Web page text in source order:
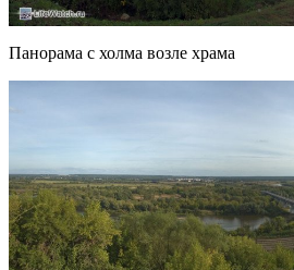
Панорама с холма возле храма